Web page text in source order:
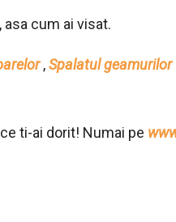
cum ai visat.
,Spalatul geamurilor
ti-ai dorit! Numai pe